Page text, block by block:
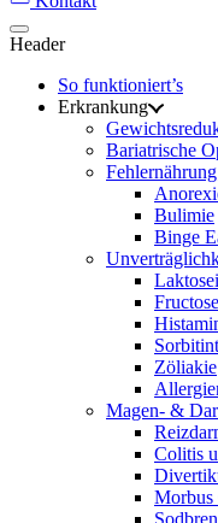
Header
So funktioniert’s
Erkrankung
Bariatrische
Bulimie
Binge
Zöliakie
Magen- &
Colitis
Morbus